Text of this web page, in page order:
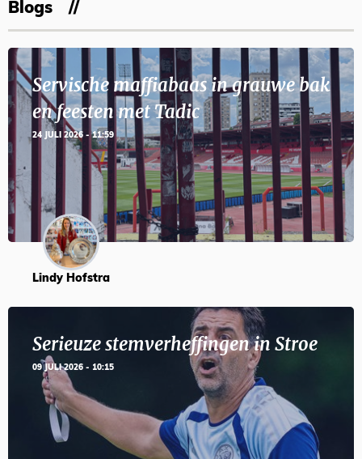
Blogs
Servische maffiabaas in grauwe bak
en feesten met Tadic
24 JULI 2026 - 11:59
Lindy Hofstra
Serieuze stemverheffingen in Stroe
09 JULI 2026 - 10:15